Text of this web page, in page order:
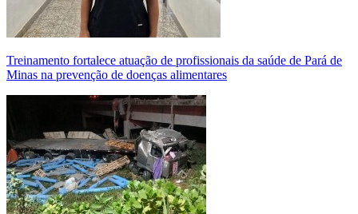
Treinamento fortalece atuação de profissionais da saúde de Pará de
Minas na prevenção de doenças alimentares